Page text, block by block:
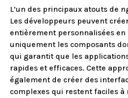
L’un des principaux atouts de
Les développeurs peuvent
entièrement personnalisées
uniquement les composants
qui garantit que les
rapides et efficaces. Cette
également de créer des
complexes qui restent faciles